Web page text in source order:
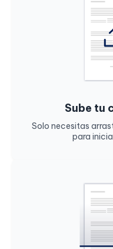
Sube tu
Solo necesitas
para